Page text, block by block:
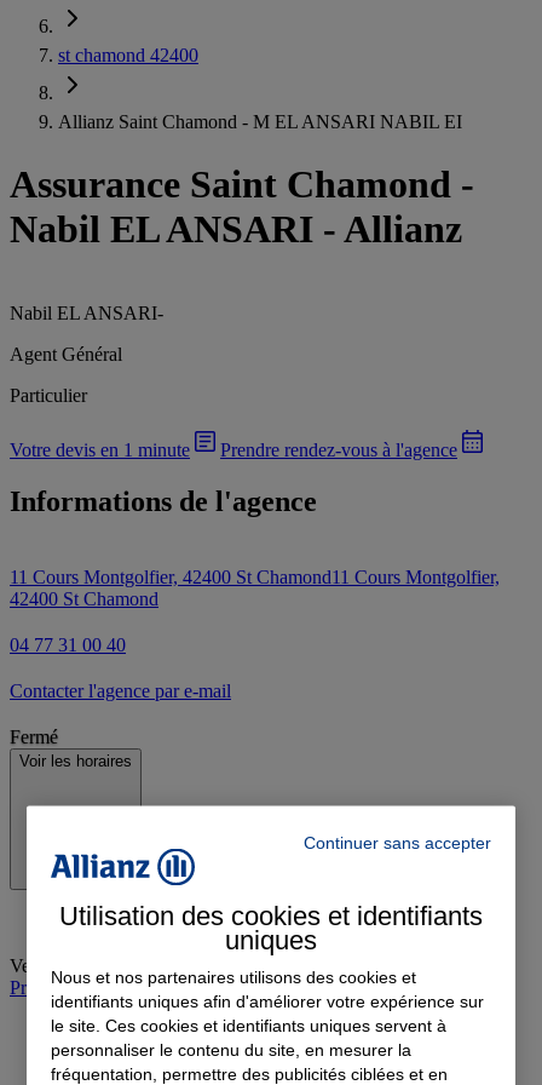
st chamond 42400
Allianz Saint Chamond - M EL ANSARI NABIL EI
Assurance Saint Chamond -
Nabil EL ANSARI - Allianz
Nabil EL ANSARI-
Agent Général
Particulier
Votre devis en 1 minute Prendre rendez-vous à l'agence
Informations de l'agence
11 Cours Montgolfier, 42400 St Chamond11 Cours Montgolfier,
42400 St Chamond
04 77 31 00 40
Contacter l'agence par e-mail
Fermé
Voir les horaires
Vendredi
Prendre rendez-vous à l'agence
Continuer sans accepter
Utilisation des cookies et identifiants
uniques
Nous et nos partenaires utilisons des cookies et
identifiants uniques afin d'améliorer votre expérience sur
le site. Ces cookies et identifiants uniques servent à
personnaliser le contenu du site, en mesurer la
fréquentation, permettre des publicités ciblées et en